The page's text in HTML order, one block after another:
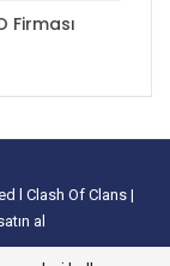
Firması
l Clash Of Clans |
al
Türk Takipçi Satın